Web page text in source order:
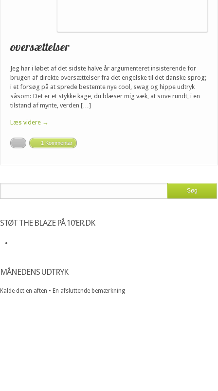
oversættelser
Jeg har i løbet af det sidste halve år argumenteret insisterende for
brugen af direkte oversættelser fra det engelske til det danske sprog;
i et forsøg på at sprede bestemte nye cool, swag og hippe udtryk
såsom: Det er et stykke kage, du blæser mig væk, at sove rundt, i en
tilstand af mynte, verden […]
Læs videre →
1 Kommentar
STØT THE BLAZE PÅ 10’ER.DK
MÅNEDENS UDTRYK
Kalde det en aften • En afsluttende bemærkning